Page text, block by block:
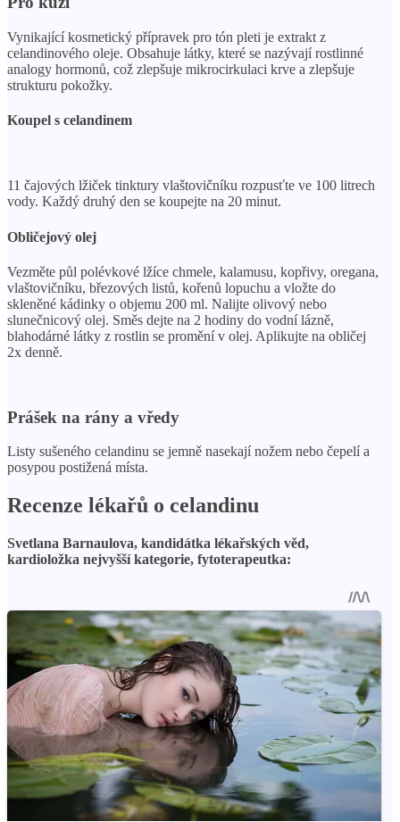
Vynikající kosmetický přípravek pro tón pleti je extrakt z
celandinového oleje. Obsahuje látky, které se nazývají rostlinné
analogy hormonů, což zlepšuje mikrocirkulaci krve a zlepšuje
strukturu pokožky.
Koupel s celandinem
11 čajových lžiček tinktury vlaštovičníku rozpusťte ve 100 litrech
vody. Každý druhý den se koupejte na 20 minut.
Obličejový olej
Vezměte půl polévkové lžíce chmele, kalamusu, kopřivy, oregana,
vlaštovičníku, březových listů, kořenů lopuchu a vložte do
skleněné kádinky o objemu 200 ml. Nalijte olivový nebo
slunečnicový olej. Směs dejte na 2 hodiny do vodní lázně,
blahodárné látky z rostlin se promění v olej. Aplikujte na obličej
2x denně.
Prášek na rány a vředy
Listy sušeného celandinu se jemně nasekají nožem nebo čepelí a
posypou postižená místa.
Recenze lékařů o celandinu
Svetlana Barnaulova, kandidátka lékařských věd,
kardioložka nejvyšší kategorie, fytoterapeutka: